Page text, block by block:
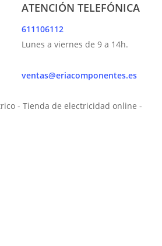
ATENCIÓN TELEFÓNICA
611106112
Lunes a viernes de 9 a 14h.
ventas@eriacomponentes.es
- Tienda de electricidad online -